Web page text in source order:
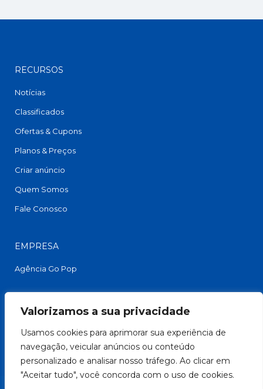
Valorizamos a sua privacidade
Usamos cookies para aprimorar sua experiência de
navegação, veicular anúncios ou conteúdo
personalizado e analisar nosso tráfego. Ao clicar em
"Aceitar tudo", você concorda com o uso de cookies.
RECURSOS
Notícias
Classificados
Ofertas & Cupons
Planos & Preços
Criar anúncio
Quem Somos
Fale Conosco
EMPRESA
Agência Go Pop
FACEBOOK